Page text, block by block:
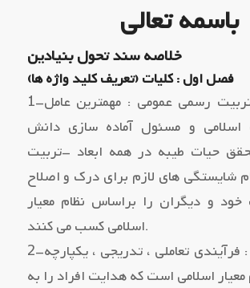
باسمه تعالی
خلاصه سند تحول بنیادین
فصل اول : کلیات (تعریف کلید واژه ها)
1–نظام تعلیم و تربیت رسمی عمومی : مهمترین عامل
اسلامی و مسئول آماده سازي دانش
حیات طیبه در همه ابعاد –تربیت
شایستگی هاي لازم براي درك و اصلاح
و دیگران را براساس نظام معیار
اسلامی کسب می کنند.
2–تعلیم و تربیت : فرآیندي تعاملی ، تدریجی ، یکپارچه
معیار اسلامی است که هدایت افراد را به